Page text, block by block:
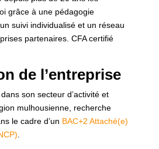
grâce à une pédagogie
suivi individualisé et un réseau
partenaires. CFA certifié
de l’entreprise
son secteur d’activité et
mulhousienne, recherche
le cadre d’un BAC+2 Attaché(e)